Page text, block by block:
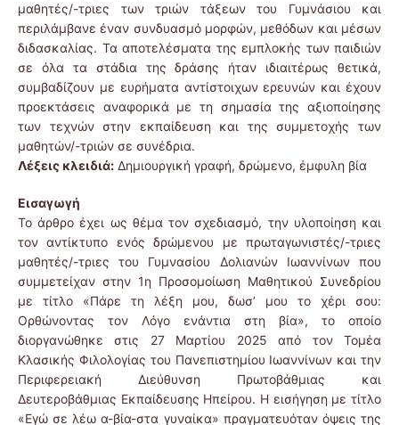
μαθητές/-τριες των τριών τάξεων του Γυμνάσιου και
περιλάμβανε έναν συνδυασμό μορφών, μεθόδων και μέσων
διδασκαλίας. Τα αποτελέσματα της εμπλοκής των παιδιών
σε όλα τα στάδια της δράσης ήταν ιδιαιτέρως θετικά,
συμβαδίζουν με ευρήματα αντίστοιχων ερευνών και έχουν
προεκτάσεις αναφορικά με τη σημασία της αξιοποίησης
των τεχνών στην εκπαίδευση και της συμμετοχής των
μαθητών/-τριών σε συνέδρια.
Λέξεις κλειδιά: Δημιουργική γραφή, δρώμενο, έμφυλη βία
Εισαγωγή
Το άρθρο έχει ως θέμα τον σχεδιασμό, την υλοποίηση και
τον αντίκτυπο ενός δρώμενου με πρωταγωνιστές/-τριες
μαθητές/-τριες του Γυμνασίου Δολιανών Ιωαννίνων που
συμμετείχαν στην 1η Προσομοίωση Μαθητικού Συνεδρίου
με τίτλο «Πάρε τη λέξη μου, δωσ’ μου το χέρι σου:
Ορθώνοντας τον Λόγο ενάντια στη βία», το οποίο
διοργανώθηκε στις 27 Μαρτίου 2025 από τον Τομέα
Κλασικής Φιλολογίας του Πανεπιστημίου Ιωαννίνων και την
Περιφερειακή Διεύθυνση Πρωτοβάθμιας και
Δευτεροβάθμιας Εκπαίδευσης Ηπείρου. Η εισήγηση με τίτλο
«Εγώ σε λέω α-βία-στα γυναίκα» πραγματευόταν όψεις της